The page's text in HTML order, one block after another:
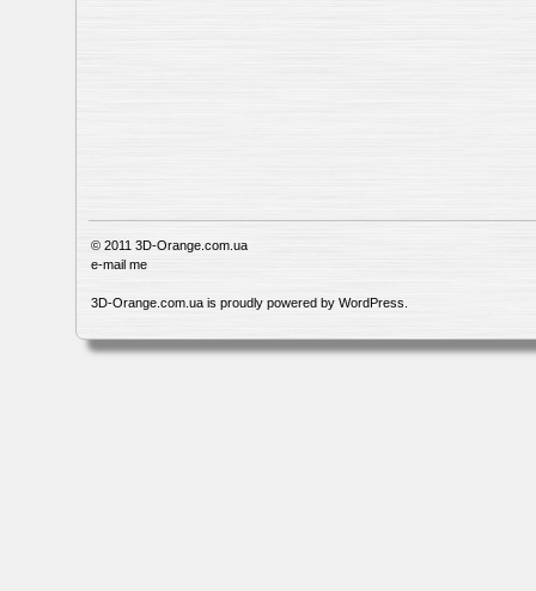
© 2011 3D-Orange.com.ua
e-mail me
3D-Orange.com.ua is proudly powered by WordPress